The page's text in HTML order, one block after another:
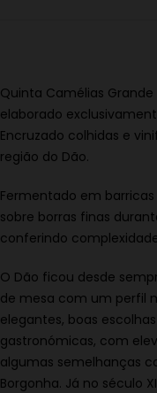
Quinta Camélias
elaborado
Encruzado colhidas e
região do Dão.
Fermentado em
sobre borras finas
conferindo
O Dão ficou desde
de mesa com um perfil
elegantes, boas
gastronómicas, com
algumas semelhanças
Borgonha. Já no século